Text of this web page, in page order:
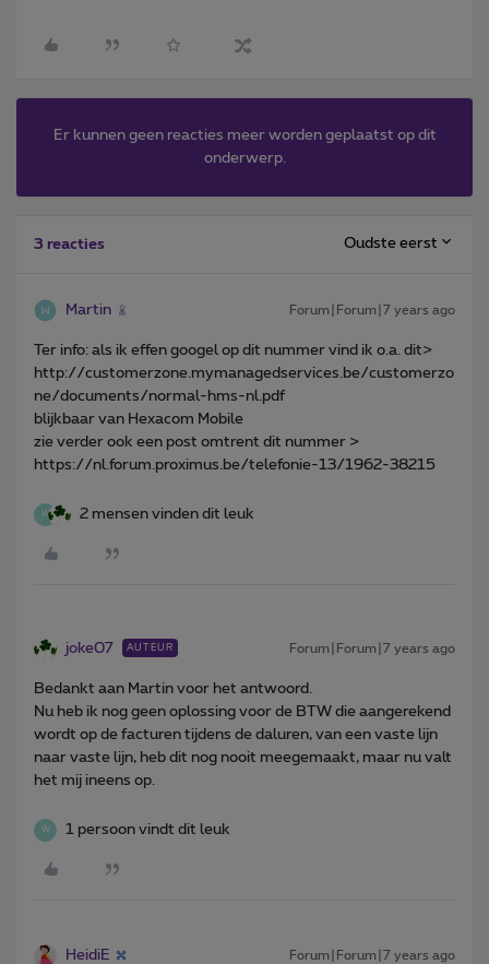
Er kunnen geen reacties meer worden geplaatst op dit
onderwerp.
3 reacties Oudste eerst
Martin Forum|Forum|7 years ago
Ter info: als ik effen googel op dit nummer vind ik o.a. dit>
http://customerzone.mymanagedservices.be/customerzo
ne/documents/normal-hms-nl.pdf
blijkbaar van Hexacom Mobile
zie verder ook een post omtrent dit nummer >
https://nl.forum.proximus.be/telefonie-13/1962-38215
W 2 mensen vinden dit leuk
joke07 AUTEUR Forum|Forum|7 years ago
Bedankt aan Martin voor het antwoord.
Nu heb ik nog geen oplossing voor de BTW die aangerekend
wordt op de facturen tijdens de daluren, van een vaste lijn
naar vaste lijn, heb dit nog nooit meegemaakt, maar nu valt
het mij ineens op.
W 1 persoon vindt dit leuk
HeidiE Forum|Forum|7 years ago